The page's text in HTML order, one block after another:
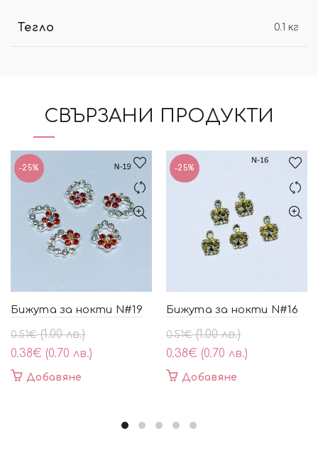
Тегло 0.1 кг
СВЪРЗАНИ ПРОДУКТИ
-25%
Бижута за нокти N#19
0.51€ (1.00 лв.)
Original
price
was:
0.51€
0.38€ (0.70 лв.)
Текущата
цена
е:
0.38€
Добавяне
-25%
Бижута за нокти N#16
0.51€ (1.00 лв.)
Original
price
was:
0.51€
лв.).
0.38€ (0.70 лв.)
Текущата
цена
е:
0.38€
лв.).
Добавяне